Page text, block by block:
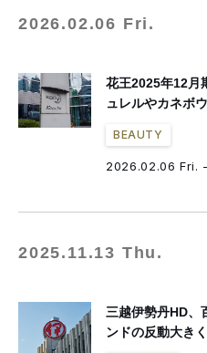
2026.02.06 Fri.
花王2025年12
ュレルやカネボ
BEAUTY
2026.02.06 Fri.
2025.11.13 Thu.
三越伊勢丹HD
ンドの反動大き